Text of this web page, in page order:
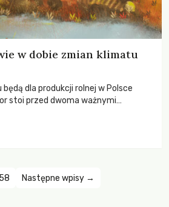
w dobie zmian klimatu
dla produkcji rolnej w Polsce
stoi przed dwoma ważnymi
Wymagać to będzie
Następne wpisy →